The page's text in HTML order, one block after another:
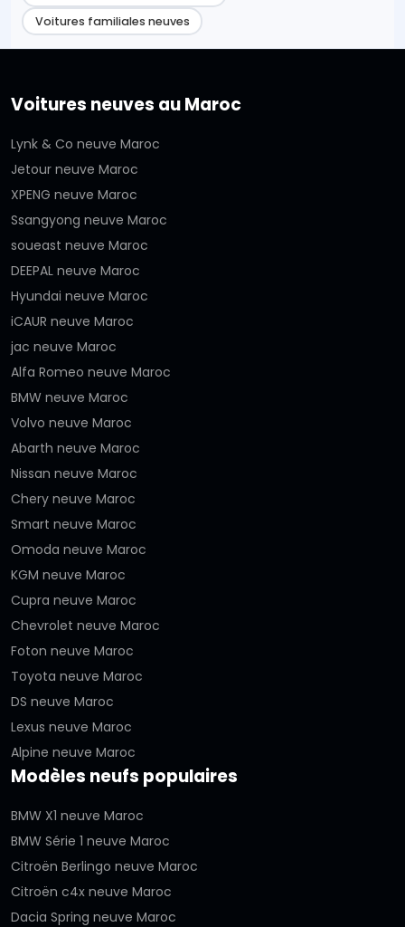
Voitures familiales neuves
Voitures neuves au Maroc
Lynk & Co neuve Maroc
Jetour neuve Maroc
XPENG neuve Maroc
Ssangyong neuve Maroc
soueast neuve Maroc
DEEPAL neuve Maroc
Hyundai neuve Maroc
iCAUR neuve Maroc
jac neuve Maroc
Alfa Romeo neuve Maroc
BMW neuve Maroc
Volvo neuve Maroc
Abarth neuve Maroc
Nissan neuve Maroc
Chery neuve Maroc
Smart neuve Maroc
Omoda neuve Maroc
KGM neuve Maroc
Cupra neuve Maroc
Chevrolet neuve Maroc
Foton neuve Maroc
Toyota neuve Maroc
DS neuve Maroc
Lexus neuve Maroc
Alpine neuve Maroc
Modèles neufs populaires
BMW X1 neuve Maroc
BMW Série 1 neuve Maroc
Citroën Berlingo neuve Maroc
Citroën c4x neuve Maroc
Dacia Spring neuve Maroc